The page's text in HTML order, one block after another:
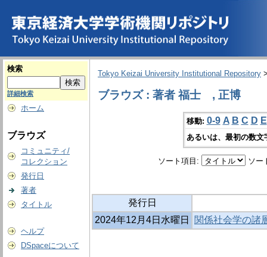
検索
詳細検索
ホーム
ブラウズ
コミュニティ/
コレクション
発行日
著者
タイトル
ヘルプ
DSpaceについて
Tokyo Keizai University Institutional Repository
ブラウズ : 著者 福士 , 正博
移動: 0-9 A B C D E
あるいは、最初の数
ソート項目: ソー
発行日
2024年12月4日水曜日
関係社会学の諸